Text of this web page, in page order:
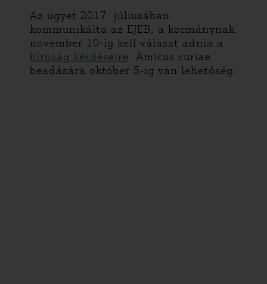
Az ügyet 2017. júliusában
kommunikálta az EJEB, a kormánynak
november 10-ig kell választ adnia a
bíróság kérdéseire. Amicus curiae
beadására október 5-ig van lehetőség.